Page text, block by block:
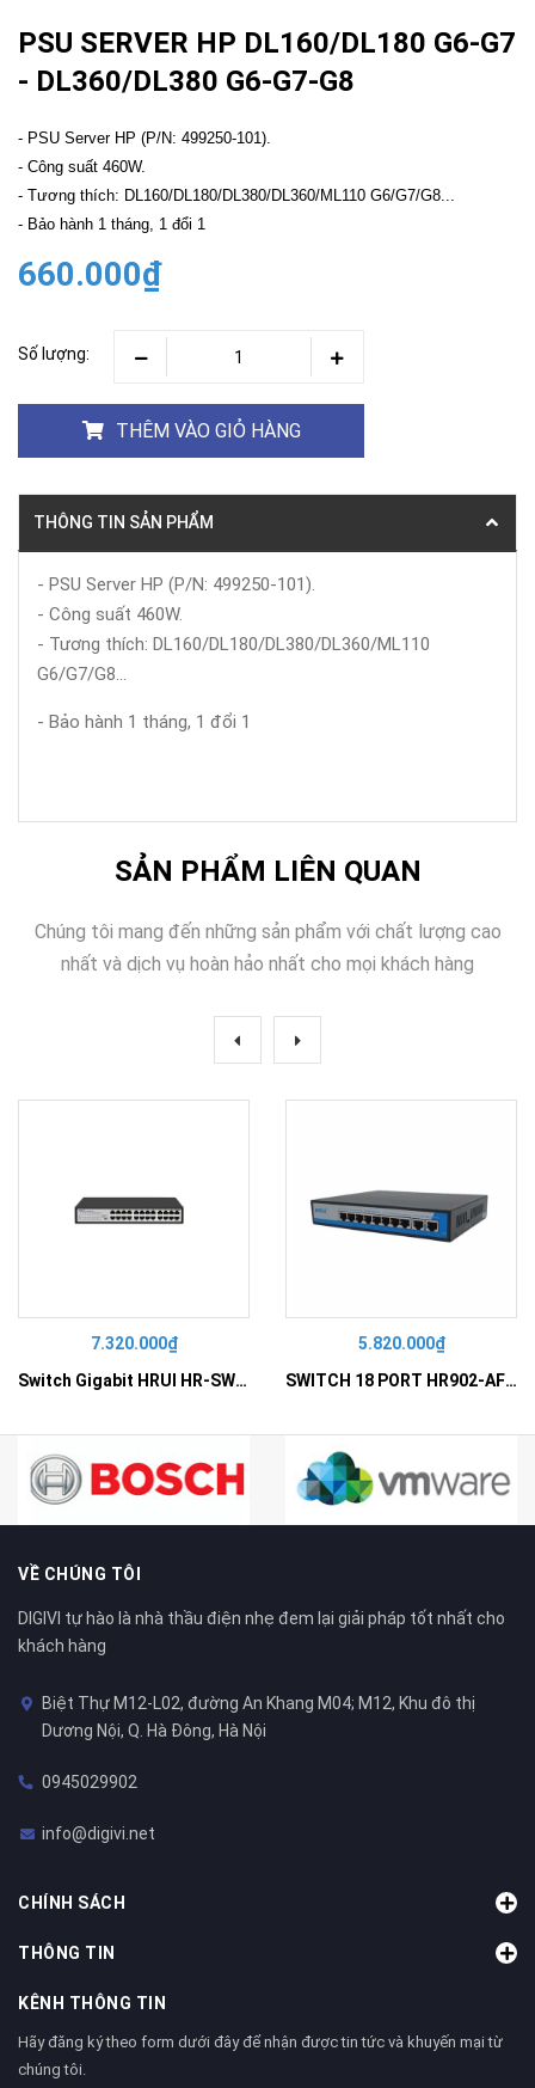
PSU SERVER HP DL160/DL180 G6-G7
- DL360/DL380 G6-G7-G8
- PSU Server HP (P/N: 499250-101).
- Công suất 460W.
- Tương thích: DL160/DL180/DL380/DL360/ML110 G6/G7/G8...
- Bảo hành 1 tháng, 1 đổi 1
660.000₫
Số lượng:
THÊM VÀO GIỎ HÀNG
THÔNG TIN SẢN PHẨM
- PSU Server HP (P/N: 499250-101).
- Công suất 460W.
- Tương thích: DL160/DL180/DL380/DL360/ML110
G6/G7/G8...
- Bảo hành 1 tháng, 1 đổi 1
SẢN PHẨM LIÊN QUAN
Chúng tôi mang đến những sản phẩm với chất lượng cao
nhất và dịch vụ hoàn hảo nhất cho mọi khách hàng
7.320.000₫
Switch Gigabit HRUI HR-SWG10240D
5.820.000₫
SWITCH 18 PORT HR902-AF162G-300 – Switch PoE 16 Cổng
VỀ CHÚNG TÔI
DIGIVI tự hào là nhà thầu điện nhẹ đem lại giải pháp tốt nhất cho
khách hàng
Biệt Thự M12-L02, đường An Khang M04; M12, Khu đô thị
Dương Nội, Q. Hà Đông, Hà Nội
0945029902
info@digivi.net
CHÍNH SÁCH
THÔNG TIN
KÊNH THÔNG TIN
Hãy đăng ký theo form dưới đây để nhận được tin tức và khuyến mại từ
chúng tôi.